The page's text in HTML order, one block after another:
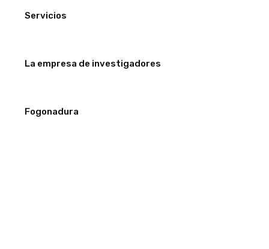
Servicios
La empresa de investigadores
Fogonadura